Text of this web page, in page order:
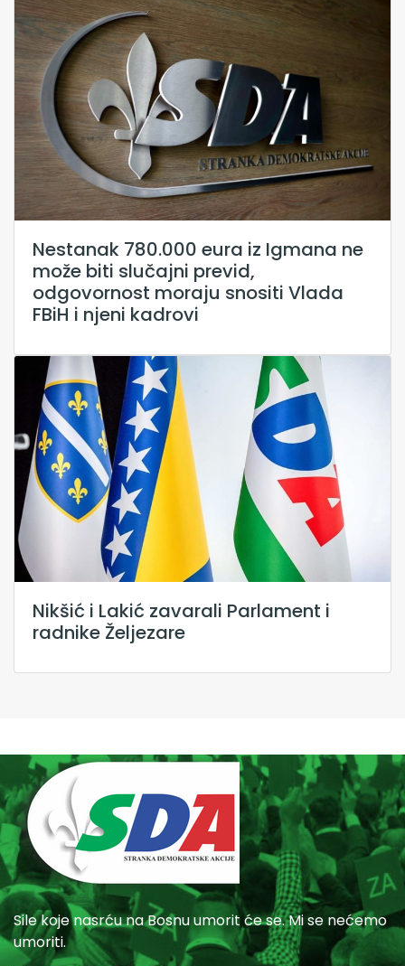
Nestanak 780.000 eura iz Igmana ne
može biti slučajni previd,
odgovornost moraju snositi Vlada
FBiH i njeni kadrovi
Nikšić i Lakić zavarali Parlament i
radnike Željezare
Sile koje nasrću na Bosnu umorit će se. Mi se nećemo
umoriti.